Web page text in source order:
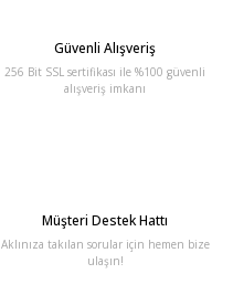
Güvenli Alışveriş
256 Bit SSL sertifikası ile %100 güvenli
alışveriş imkanı
Müşteri Destek Hattı
Aklınıza takılan sorular için hemen bize
ulaşın!